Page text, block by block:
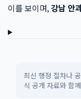
이를 보이며,강남 안
최신 행정 절차나
식 공개 자료와 함